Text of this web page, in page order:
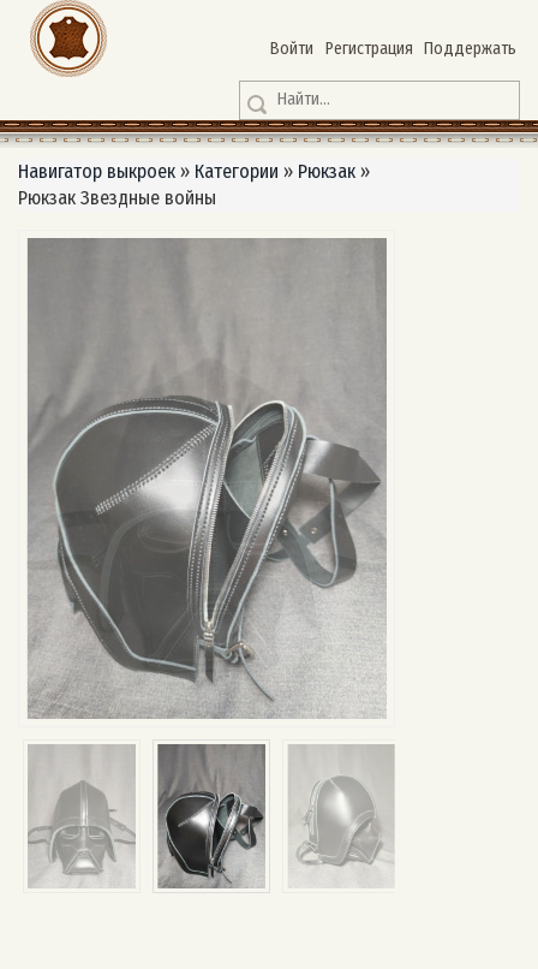
Войти Регистрация Поддержать
Навигатор выкроек » Категории » Рюкзак »
Рюкзак Звездные войны